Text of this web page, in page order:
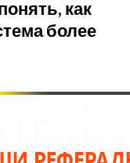
как
более